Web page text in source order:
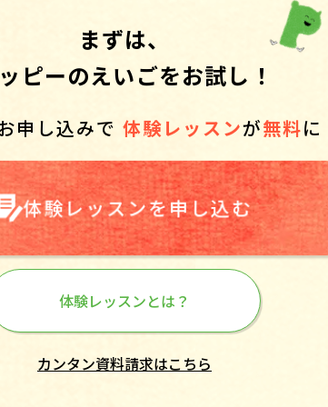
まずは、
ピーのえいごをお試し！
申し込みで 体験レッスンが無料
体験レッスンを申し込む
体験レッスンとは？
カンタン資料請求はこちら